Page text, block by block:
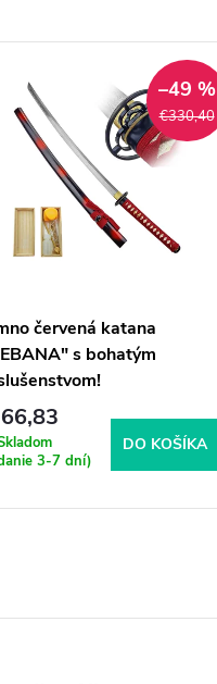
€330,40
–49 %
červená katana
s bohatým
3-7 dní)
DO KOŠÍKA